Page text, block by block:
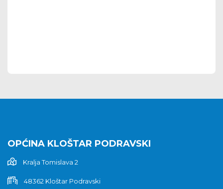
OPĆINA KLOŠTAR PODRAVSKI
Kralja Tomislava 2
48362 Kloštar Podravski